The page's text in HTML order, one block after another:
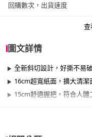
回購數次，出貨速度
查
圖文詳情
全新斜切設計，好撕不易
16cm超寬紙面，擴大清潔
15cm舒適握把，符合人體